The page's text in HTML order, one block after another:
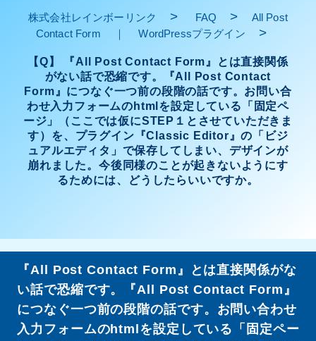
株式会社レインボーリンク > FAQ >
All Post
Contact Form ｜ WordPressプラグイン
>
【Q】 『All Post Contact Form』とは直接関係
がない話で恐縮です。『All Post Contact
Form』につなぐ一つ前の段階の話です。お問い合
わせ入力フォームのhtmlを設定している「固定ペ
ージ」（ここでは仮にSTEP１とさせていただきま
す）を、プラグイン『Classic Editor』の「ビジ
ュアルエディタ」で保存してしまい、デザインが
崩れました。今後同様のことが起きないようにす
るためには、どうしたらいいですか。
『All Post Contact Form』とは直接関係がな
い話で恐縮です。『All Post Contact Form』
につなぐ一つ前の段階の話です。お問い合わせ
入力フォームのhtmlを設定している「固定ペー